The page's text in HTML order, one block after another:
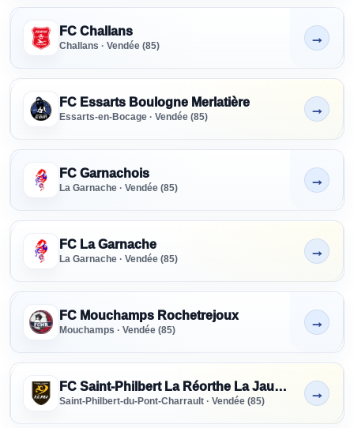
FC Challans
Challans · Vendée (85)
Non indiqué
→
FC Essarts Boulogne Merlatière
Essarts-en-Bocage · Vendée (85)
Non indiqué
→
FC Garnachois
La Garnache · Vendée (85)
Non indiqué
→
FC La Garnache
La Garnache · Vendée (85)
Non indiqué
→
FC Mouchamps Rochetrejoux
Mouchamps · Vendée (85)
Non indiqué
→
FC Saint-Philbert La Réorthe La Jaudonnière
Saint-Philbert-du-Pont-Charrault · Vendée (85)
Non indiqué
→